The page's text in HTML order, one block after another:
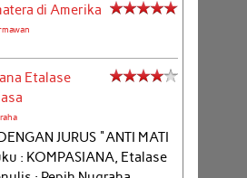
di Amerika
Etalase
JURUS "ANTI MATI
: KOMPASIANA, Etalase